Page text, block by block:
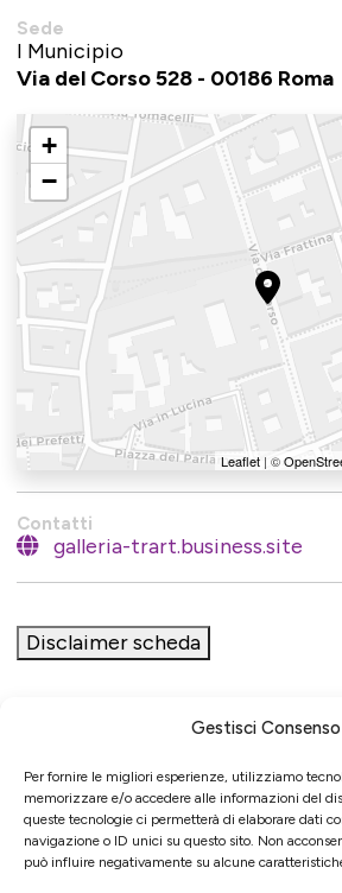
Gestisci Consenso
Per fornire le migliori esperienze, utilizziamo
memorizzare e/o accedere alle informazioni del
queste tecnologie ci permetterà di elaborare dati
navigazione o ID unici su questo sito. Non
può influire negativamente su alcune
Sede
I Municipio
Via del Corso 528 - 00186 Roma
+
−
Leaflet| ©
Contatti
galleria-trart.business.site
Disclaimer scheda
Iniziativa
Associazione culturale per la